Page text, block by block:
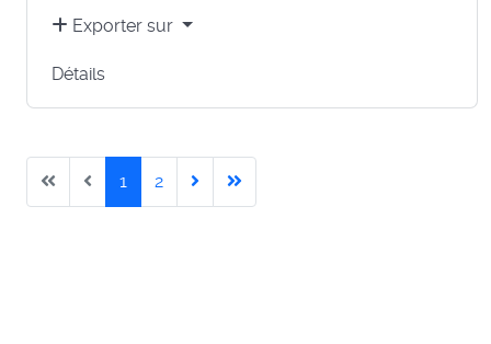
Exporter sur
Détails
1 2